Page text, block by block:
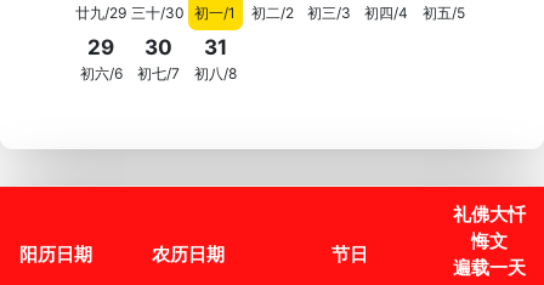
廿九/29 三十/30 初一/1 初二/2 初三/3 初四/4 初五/5
29
初六/6
30
初七/7
31
初八/8
阳历日期 农历日期 节日
礼佛大忏
悔文
遍载一天